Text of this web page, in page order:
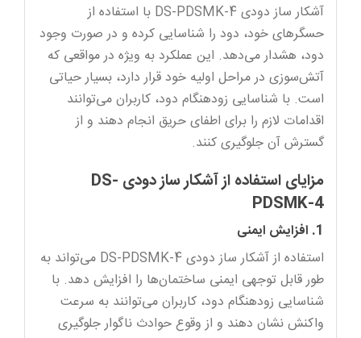
آشکار ساز دودی DS-PDSMK-4 با استفاده از
حسگرهای خود، دود را شناسایی کرده و در صورت وجود
دود، هشدار می‌دهد. این عملکرد به ویژه در مواقعی که
آتش‌سوزی در مراحل اولیه خود قرار دارد، بسیار حیاتی
است. با شناسایی زودهنگام دود، کاربران می‌توانند
اقدامات لازم را برای اطفای حریق انجام دهند و از
گسترش آن جلوگیری کنند.
مزایای استفاده از آشکار ساز دودی DS-
PDSMK-4
1. افزایش ایمنی
استفاده از آشکار ساز دودی DS-PDSMK-4 می‌تواند به
طور قابل توجهی ایمنی ساختمان‌ها را افزایش دهد. با
شناسایی زودهنگام دود، کاربران می‌توانند به سرعت
واکنش نشان دهند و از وقوع حوادث ناگوار جلوگیری